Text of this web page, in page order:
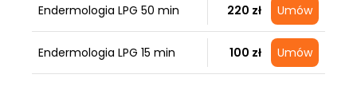
Endermologia LPG 50 min 220 zł Umów
Endermologia LPG 15 min 100 zł Umów